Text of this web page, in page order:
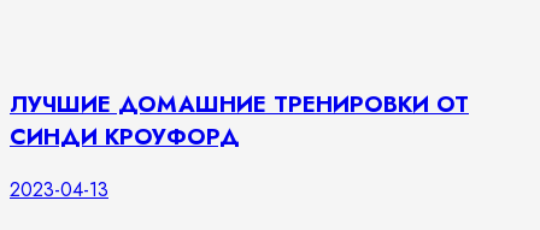
ЛУЧШИЕ ДОМАШНИЕ ТРЕНИРОВКИ ОТ
СИНДИ КРОУФОРД
2023-04-13